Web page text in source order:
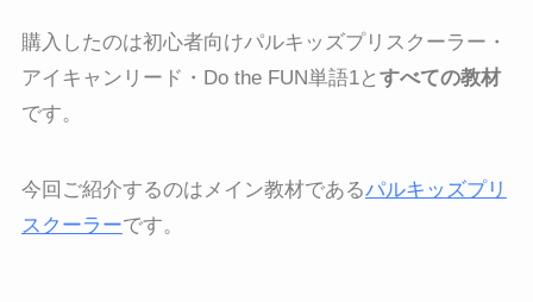
購入したのは初心者向けパルキッズプリスクーラー・
アイキャンリード・Do the FUN単語1と すべての教材
です。
今回ご紹介するのはメイン教材であるパルキッズプリ
スクーラーです。